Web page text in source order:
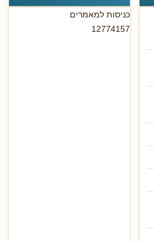
כניסות למאמרים
12774157